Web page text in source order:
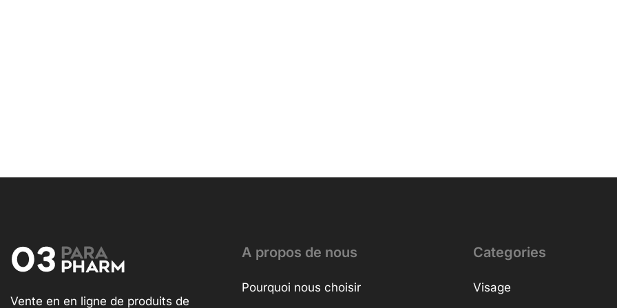
Vente en en ligne de produits de
A propos de nous
Pourquoi nous choisir
Categories
Visage